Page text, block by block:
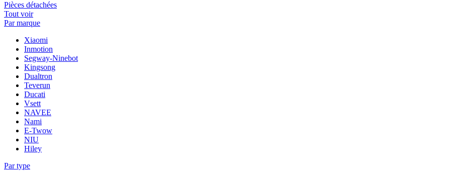
Pièces détachées
Tout voir
Par marque
Xiaomi
Inmotion
Segway-Ninebot
Kingsong
Dualtron
Teverun
Ducati
Vsett
NAVEE
Nami
E-Twow
NIU
Hiley
Par type